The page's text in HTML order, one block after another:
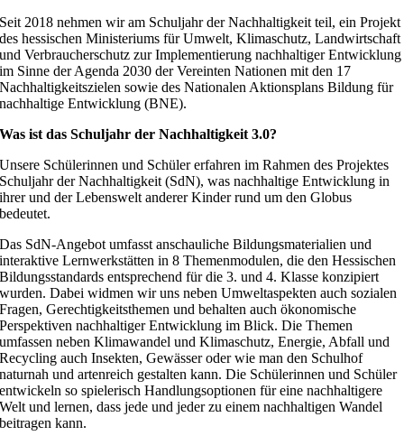
Seit 2018 nehmen wir am Schuljahr der Nachhaltigkeit teil, ein Projekt
des hessischen Ministeriums für Umwelt, Klimaschutz, Landwirtschaft
und Verbraucherschutz zur Implementierung nachhaltiger Entwicklung
im Sinne der Agenda 2030 der Vereinten Nationen mit den 17
Nachhaltigkeitszielen sowie des Nationalen Aktionsplans Bildung für
nachhaltige Entwicklung (BNE).
Was ist das Schuljahr der Nachhaltigkeit 3.0?
Unsere Schülerinnen und Schüler erfahren im Rahmen des Projektes
Schuljahr der Nachhaltigkeit (SdN), was nachhaltige Entwicklung in
ihrer und der Lebenswelt anderer Kinder rund um den Globus
bedeutet.
Das SdN-Angebot umfasst anschauliche Bildungsmaterialien und
interaktive Lernwerkstätten in 8 Themenmodulen, die den Hessischen
Bildungsstandards entsprechend für die 3. und 4. Klasse konzipiert
wurden. Dabei widmen wir uns neben Umweltaspekten auch sozialen
Fragen, Gerechtigkeitsthemen und behalten auch ökonomische
Perspektiven nachhaltiger Entwicklung im Blick. Die Themen
umfassen neben Klimawandel und Klimaschutz, Energie, Abfall und
Recycling auch Insekten, Gewässer oder wie man den Schulhof
naturnah und artenreich gestalten kann. Die Schülerinnen und Schüler
entwickeln so spielerisch Handlungsoptionen für eine nachhaltigere
Welt und lernen, dass jede und jeder zu einem nachhaltigen Wandel
beitragen kann.